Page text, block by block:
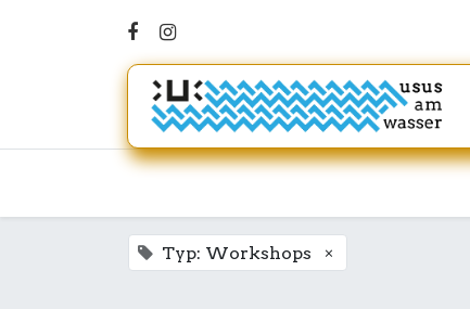
Typ: Workshops ×